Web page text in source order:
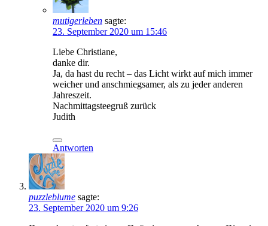
mutigerleben sagte:
23. September 2020 um 15:46
Liebe Christiane,
danke dir.
Ja, da hast du recht – das Licht wirkt auf mich immer
weicher und anschmiegsamer, als zu jeder anderen
Jahreszeit.
Nachmittagsteegruß zurück
Judith
Antworten
puzzleblume sagte:
23. September 2020 um 9:26